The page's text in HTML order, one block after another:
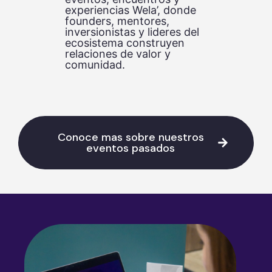
experiencias Wela’, donde
founders, mentores,
inversionistas y lideres del
ecosistema construyen
relaciones de valor y
comunidad.
Conoce mas sobre nuestros
eventos pasados